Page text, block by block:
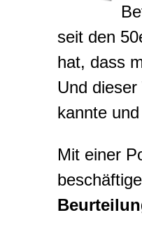
seit den
hat, dass
Und
kannte
Mit einer